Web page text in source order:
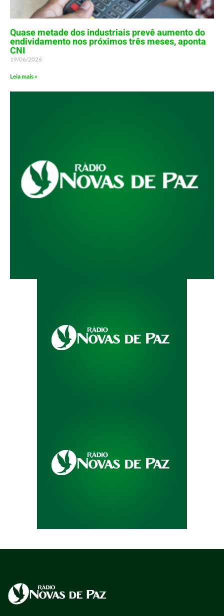
Quase metade dos industriais prevê aumento do
endividamento nos próximos três meses, aponta
CNI
19/06/2026
Leia mais »